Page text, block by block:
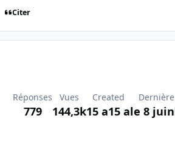
Citer
Réponses
779
Vues
144,3k
Created
15 a15 ale 8 juin